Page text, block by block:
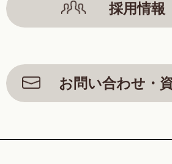
採用情報
お問い合わせ・